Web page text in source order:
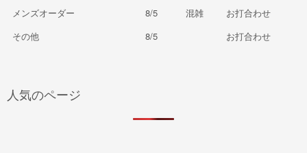
メンズオーダー
8/5 混雑
お打合わせ
その他
8/5 お打合わせ
人気のページ